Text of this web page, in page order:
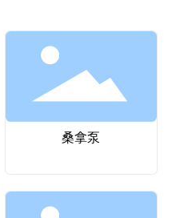
桑拿泵